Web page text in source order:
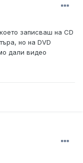
записваш на CD
но на DVD
дали видео